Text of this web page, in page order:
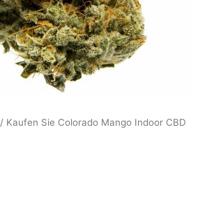
/ Kaufen Sie Colorado Mango Indoor CBD